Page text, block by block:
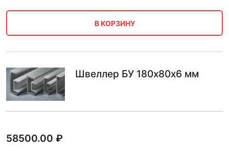
В КОРЗИНУ
Швеллер БУ 180х80х6 мм
58500.00 ₽